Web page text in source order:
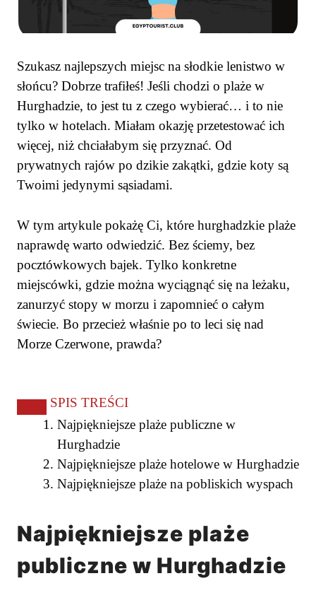
Szukasz najlepszych miejsc na słodkie lenistwo w
słońcu? Dobrze trafiłeś! Jeśli chodzi o plaże w
Hurghadzie, to jest tu z czego wybierać… i to nie
tylko w hotelach. Miałam okazję przetestować ich
więcej, niż chciałabym się przyznać. Od
prywatnych rajów po dzikie zakątki, gdzie koty są
Twoimi jedynymi sąsiadami.
W tym artykule pokażę Ci, które hurghadzkie plaże
naprawdę warto odwiedzić. Bez ściemy, bez
pocztówkowych bajek. Tylko konkretne
miejscówki, gdzie można wyciągnąć się na leżaku,
zanurzyć stopy w morzu i zapomnieć o całym
świecie. Bo przecież właśnie po to leci się nad
Morze Czerwone, prawda?
SPIS TREŚCI
Najpiękniejsze plaże publiczne w
Hurghadzie
Najpiękniejsze plaże hotelowe w Hurghadzie
Najpiękniejsze plaże na pobliskich wyspach
Najpiękniejsze plaże
publiczne w Hurghadzie